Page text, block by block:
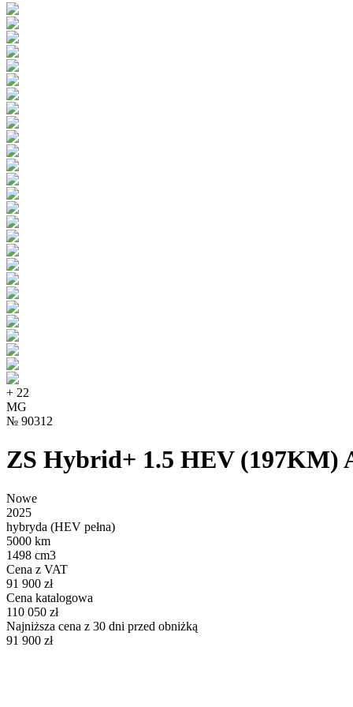
+ 22
MG
№ 90312
ZS Hybrid+ 1.5 HEV (197KM)
Nowe
2025
hybryda (HEV pełna)
5000 km
1498 cm3
Cena z VAT
91 900 zł
Cena katalogowa
110 050 zł
Najniższa cena z 30 dni przed obniżką
91 900 zł